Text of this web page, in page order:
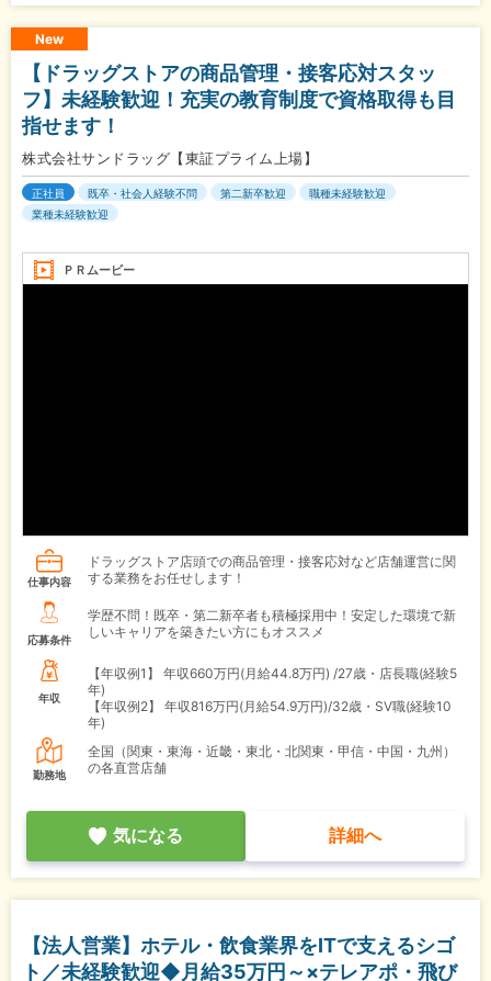
New
【ドラッグストアの商品管理・接客応対スタッ
フ】未経験歓迎！充実の教育制度で資格取得も目
指せます！
株式会社サンドラッグ【東証プライム上場】
正社員 既卒・社会人経験不問 第二新卒歓迎
職種未経験歓迎
業種未経験歓迎
ＰＲムービー
仕事内容
ドラッグストア店頭での商品管理・接客応対など店舗運営に関
する業務をお任せします！
応募条件
学歴不問！既卒・第二新卒者も積極採用中！安定した環境で新
しいキャリアを築きたい方にもオススメ
年収
【年収例1】
年収660万円(月給44.8万円) /27歳・店長職(経験5
年)
【年収例2】
年収816万円(月給54.9万円)/32歳・SV職(経験10
年)
勤務地
全国（関東・東海・近畿・東北・北関東・甲信・中国・九州）
の各直営店舗
気になる 詳細へ
【法人営業】ホテル・飲食業界をITで支えるシゴ
ト／未経験歓迎◆月給35万円～×テレアポ・飛び